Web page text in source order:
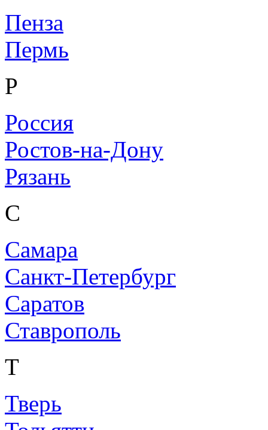
Пенза
Пермь
Р
Россия
Ростов-на-Дону
Рязань
С
Самара
Санкт-Петербург
Саратов
Ставрополь
Т
Тверь